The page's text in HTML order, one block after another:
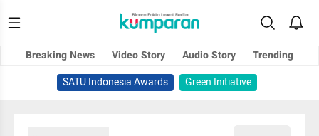
Breaking News Video Story Audio Story
Trending
SATU Indonesia Awards
Green Initiative